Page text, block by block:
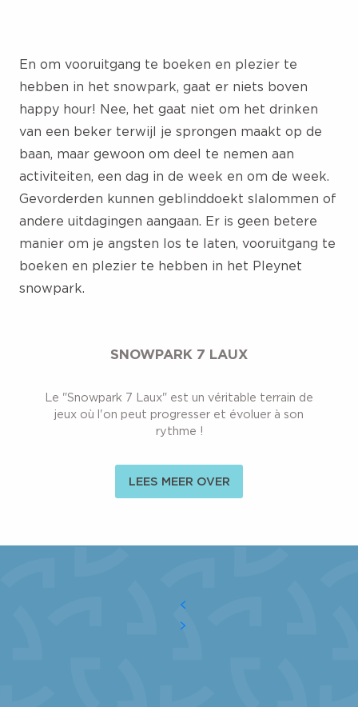
En om vooruitgang te boeken en plezier te
hebben in het snowpark, gaat er niets boven
happy hour! Nee, het gaat niet om het drinken
van een beker terwijl je sprongen maakt op de
baan, maar gewoon om deel te nemen aan
activiteiten, een dag in de week en om de week.
Gevorderden kunnen geblinddoekt slalommen of
andere uitdagingen aangaan. Er is geen betere
manier om je angsten los te laten, vooruitgang te
boeken en plezier te hebben in het Pleynet
snowpark.
SNOWPARK 7 LAUX
Le "Snowpark 7 Laux" est un véritable terrain de
jeux où l'on peut progresser et évoluer à son
rythme !
LEES MEER OVER